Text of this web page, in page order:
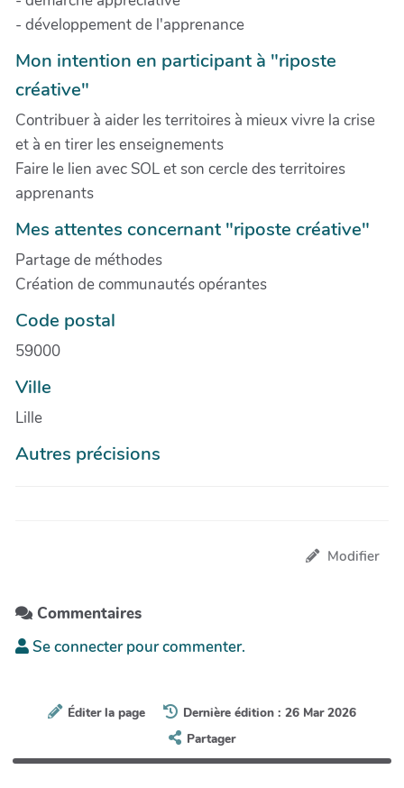
- développement de l'apprenance
Mon intention en participant à "riposte
créative"
Contribuer à aider les territoires à mieux vivre la crise
et à en tirer les enseignements
Faire le lien avec SOL et son cercle des territoires
apprenants
Mes attentes concernant "riposte créative"
Partage de méthodes
Création de communautés opérantes
Code postal
59000
Ville
Lille
Autres précisions
Modifier
Commentaires
Se connecter pour commenter.
Éditer la page
Dernière édition : 26 Mar 2026
Partager